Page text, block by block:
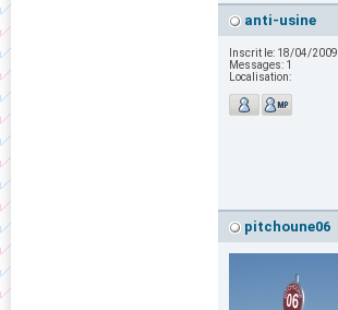
anti-usine
Inscrit le: 18/04/2009
Messages: 1
Localisation:
pitchoune06